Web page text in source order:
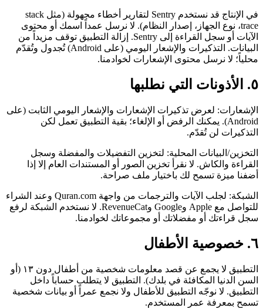
في الإنتاج قد نستخدم Sentry لتقارير أخطاء مجهولة (مثل stack
trace، نوع الجهاز، إصدار النظام). لا نرسل عمداً اسمك أو محتوى
الآيات أو سجل القراءة إلى Sentry. إزالة التطبيق توقف مزيداً من
البيانات. التذكيرات والإشعار اليومي (على Android) تُجدول وتُقدّم
محلياً؛ لا نرسل محتوى الإشعارات لخوادمنا.
٥. الأذونات التي نطلبها
الإشعارات: لعرض تذكيرات الإشعارات والإشعار اليومي الثابت (على
Android). يمكنك الرفض أو الإلغاء؛ بقية التطبيق تعمل لكن
التذكيرات لن تُقدّم.
التخزين/البيانات المحلية: لتخزين التفضيلات والمفضلة وسجل
القراءة والكاش. لا نقرأ تخزين الصور أو المستندات العام إلا إذا
أضفنا ميزة تسمح لك باختيار ملف صراحة.
الشبكة: لجلب الآيات والترجمات من واجهة Quran.com وعند الشراء
للتواصل مع Apple وGoogle وRevenueCat. لا نستخدم الشبكة لرفع
سجل قراءتك أو مفضلاتك أو مجموعاتك لخوادمنا.
٦. خصوصية الأطفال
التطبيق لا يجمع عن قصد معلومات شخصية من أطفال دون ١٣ (أو
السن الدنيا المكافئة في بلدك). التطبيق لا يتطلب حساباً داخل
التطبيق. لا نوجّه التطبيق للأطفال ولا نجمع عمراً أو بيانات شخصية
تسمح بمعرفة عمر المستخدم.